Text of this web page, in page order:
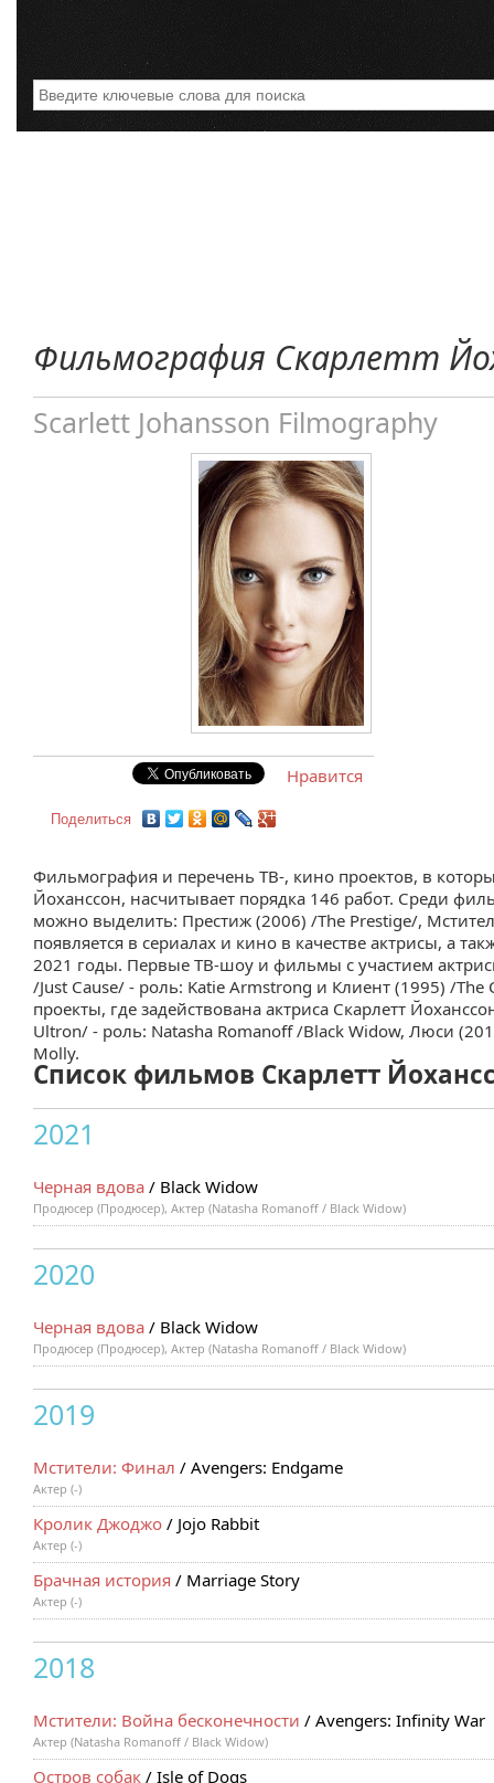
Фильмография Скарлетт
Scarlett Johansson Filmography
Нравится
Поделиться
Фильмография и перечень ТВ-, кино проектов, в
Йоханссон, насчитывает порядка 146 работ. Среди
можно выделить: Престиж (2006) /The Prestige/,
появляется в сериалах и кино в качестве актрисы, а
2021 годы. Первые ТВ-шоу и фильмы с участием
/Just Cause/ - роль: Katie Armstrong и Клиент (1995) /
проекты, где задействована актриса Скарлетт
Ultron/ - роль: Natasha Romanoff /Black Widow, Люси
Molly.
Список фильмов Скарлетт
2021
Черная вдова / Black Widow
Продюсер (Продюсер), Актер (Natasha Romanoff / Black Widow)
2020
Черная вдова / Black Widow
Продюсер (Продюсер), Актер (Natasha Romanoff / Black Widow)
2019
Мстители: Финал / Avengers: Endgame
Актер (-)
Кролик Джоджо / Jojo Rabbit
Актер (-)
Брачная история / Marriage Story
Актер (-)
2018
Мстители: Война бесконечности / Avengers: Infinity War
Актер (Natasha Romanoff / Black Widow)
Остров собак / Isle of Dogs